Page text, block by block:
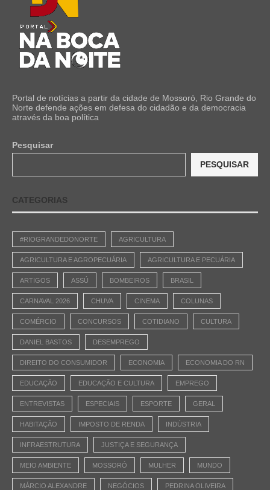
Portal de notícias a partir da cidade de Mossoró, Rio Grande do
Norte defende ações em defesa do cidadão e da democracia
através da boa política
Pesquisar
PESQUISAR
CATEGORIAS
#RIOGRANDEDONORTE AGRICULTURA
AGRICULTURA E AGROPECUÁRIA AGRICULTURA E PECUÁRIA
ARTIGOS ASSÚ BOMBEIROS BRASIL
CARNAVAL 2026 CHUVA CINEMA COLUNAS
COMÉRCIO CONCURSOS COTIDIANO CULTURA
DANIEL BASTOS DESEMPREGO
DIREITO DO CONSUMIDOR ECONOMIA ECONOMIA DO RN
EDUCAÇÃO EDUCAÇÃO E CULTURA EMPREGO
ENTREVISTAS ESPECIAIS ESPORTE GERAL
HABITAÇÃO IMPOSTO DE RENDA INDÚSTRIA
INFRAESTRUTURA JUSTIÇA E SEGURANÇA
MEIO AMBIENTE MOSSORÓ MULHER MUNDO
MÁRCIO ALEXANDRE NEGÓCIOS PEDRINA OLIVEIRA